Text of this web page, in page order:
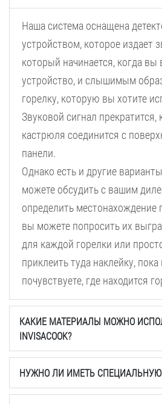
Наша система оснащена
устройством, которое издает
который начинается, когда вы
устройство, и слышимым
горелку, которую вы хотите
Звуковой сигнал прекратится,
кастрюля соединится с
панели.
Однако есть и другие
можете обсудить с вашим
определить местонахождение
вы можете попросить их
для каждой горелки или
приклеить туда наклейку,
почувствуете, где находится
КАКИЕ МАТЕРИАЛЫ МОЖНО
INVISACOOK?
НУЖНО ЛИ ИМЕТЬ СПЕЦИАЛЬНУЮ